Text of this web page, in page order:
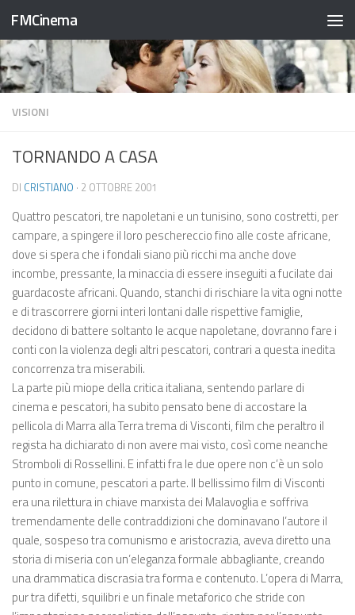
Salta al contenuto
FMCinema
VISIONI
TORNANDO A CASA
DI CRISTIANO · 2 OTTOBRE 2001
Quattro pescatori, tre napoletani e un tunisino, sono costretti, per
campare, a spingere il loro peschereccio fino alle coste africane,
dove si spera che i fondali siano più ricchi ma anche dove
incombe, pressante, la minaccia di essere inseguiti a fucilate dai
guardacoste africani. Quando, stanchi di rischiare la vita ogni notte
e di trascorrere giorni interi lontani dalle rispettive famiglie,
decidono di battere soltanto le acque napoletane, dovranno fare i
conti con la violenza degli altri pescatori, contrari a questa inedita
concorrenza tra miserabili.
La parte più miope della critica italiana, sentendo parlare di
cinema e pescatori, ha subito pensato bene di accostare la
pellicola di Marra alla Terra trema di Visconti, film che peraltro il
regista ha dichiarato di non avere mai visto, così come neanche
Stromboli di Rossellini. E infatti fra le due opere non c’è un solo
punto in comune, pescatori a parte. Il bellissimo film di Visconti
era una rilettura in chiave marxista dei Malavoglia e soffriva
tremendamente delle contraddizioni che dominavano l’autore il
quale, sospeso tra comunismo e aristocrazia, aveva diretto una
storia di miseria con un’eleganza formale abbagliante, creando
una drammatica discrasia tra forma e contenuto. L’opera di Marra,
pur tra difetti, squilibri e un finale metaforico che stride con